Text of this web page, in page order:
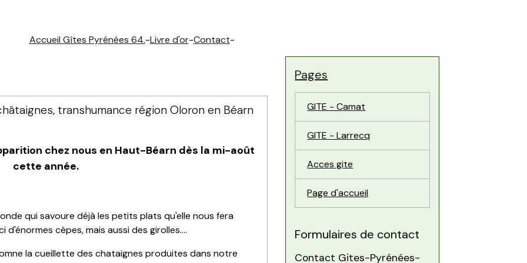
Accueil Gîtes Pyrénées 64.-Livre d'or-Contact-
transhumance région Oloron en Béarn
chez nous en Haut-Béarn dès la mi-août
cette année.
qui savoure déjà les petits plats qu'elle nous fera
cèpes, mais aussi des girolles....
la cueillette des chataignes produites dans notre
Pages
GITE - Camat
GITE - Larrecq
Acces gite
Page d'accueil
Formulaires de contact
Contact Gites-Pyrénées-